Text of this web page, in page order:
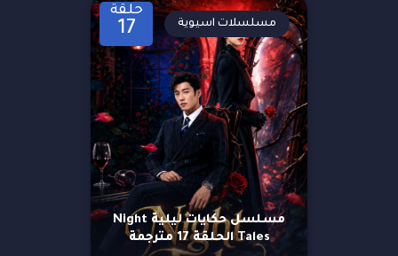
حلقة
17
مسلسل حكايات ليلية Night
Tales الحلقة 17 مترجمة
مسلسلات اسيوية